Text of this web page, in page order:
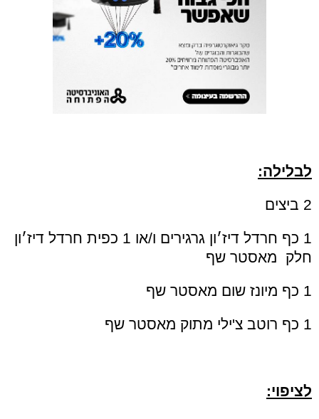
לבלילה:
2 ביצים
1 כף חרדל דיז׳ון גרגירים ו/או 1 כפית חרדל דיז׳ון
חלק מאסטר שף
1 כף מיונז שום מאסטר שף
1 כף רוטב צ'ילי מתוק מאסטר שף
לציפוי: